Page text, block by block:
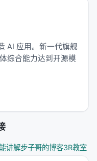
似最近邻搜索实现
查询敏感；交叉编
；生成式方法减少
推荐侧，从矩阵分
到 LLM 指令跟随
矛盾在于：用户行
务目标多维权衡。
但线上推理成本与
与 Agentic
评测也因此从静态
AI 应用。新一代旗舰
综合能力达到开源模
讲解步子哥的博客3R教室